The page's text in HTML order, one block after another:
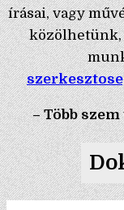
írásai, vagy
közölhetünk,
– Több